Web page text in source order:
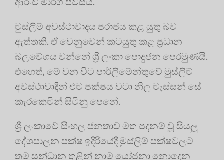
මුස්ලිම් අවස්ථාවාදය පරාජය කළ යුතු බව
ඇත්තකි. ඒ වෙනුවෙන් කටයුතු කළ ප්‍රධාන
බලවේගය වන්නේ ශ්‍රී ලංකා පොදුජන පෙරමුණයි.
එහෙත්, මේ වන විට පාර්ලිමේන්තුවේ මුස්ලිම්
අවස්ථාවාදීන් එම පක්ෂය වටා නිල මැස්සන් සේ
කැරකෙමින් සිටිනු පෙනේ.
ශ්‍රී ලංකාවේ සිංහල ජනතාව මත පදනම් වූ සියලු
දේශපාලන පක්ෂ ඉදිරියේදී මුස්ලිම් පක්ෂවලට
තම සන්ධාන තුළින් නාම යෝජනා නොදෙන